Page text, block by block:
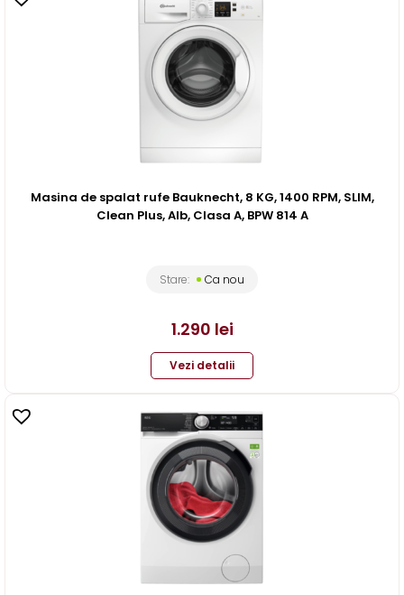
Masina de spalat rufe Bauknecht, 8 KG, 1400 RPM, SLIM,
Clean Plus, Alb, Clasa A, BPW 814 A
Stare: Ca nou
1.290 lei
Vezi detalii